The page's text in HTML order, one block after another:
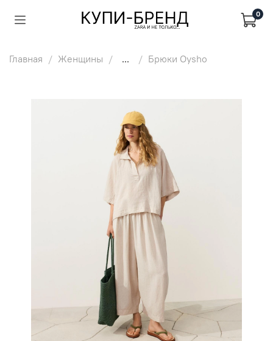
0
Главная Женщины ... Брюки Oysho